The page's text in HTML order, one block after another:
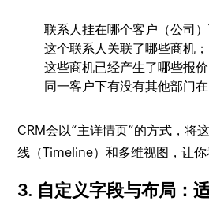
联系人挂在哪个客户（公司）
这个联系人关联了哪些商机；
这些商机已经产生了哪些报
同一客户下有没有其他部门在
CRM会以“主详情页”的方式，将
线（Timeline）和多维视图，让你
3. 自定义字段与布局：